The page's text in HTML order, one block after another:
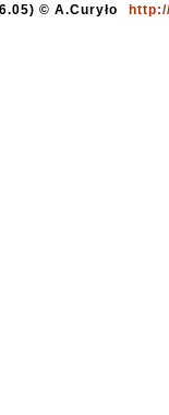
© A.Curyło